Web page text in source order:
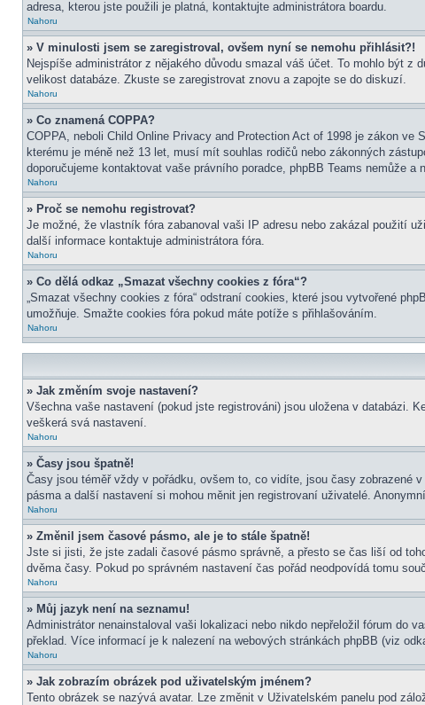
adresa, kterou jste použili je platná, kontaktujte administrátora boardu.
Nahoru
» V minulosti jsem se zaregistroval, ovšem nyní se nemohu přihlásit?!
Nejspíše administrátor z nějakého důvodu smazal váš účet. To mohlo být
velikost databáze. Zkuste se zaregistrovat znovu a zapojte se do diskuzí.
Nahoru
» Co znamená COPPA?
COPPA, neboli Child Online Privacy and Protection Act of 1998 je zákon
kterému je méně než 13 let, musí mít souhlas rodičů nebo zákonných
doporučujeme kontaktovat vaše právního poradce, phpBB Teams nemůže
Nahoru
» Proč se nemohu registrovat?
Je možné, že vlastník fóra zabanoval vaši IP adresu nebo zakázal použití
další informace kontaktuje administrátora fóra.
Nahoru
» Co dělá odkaz „Smazat všechny cookies z fóra“?
„Smazat všechny cookies z fóra“ odstraní cookies, které jsou vytvořené
umožňuje. Smažte cookies fóra pokud máte potíže s přihlašováním.
Nahoru
» Jak změním svoje nastavení?
Všechna vaše nastavení (pokud jste registrováni) jsou uložena v databázi.
veškerá svá nastavení.
Nahoru
» Časy jsou špatně!
Časy jsou téměř vždy v pořádku, ovšem to, co vidíte, jsou časy zobrazené
pásma a další nastavení si mohou měnit jen registrovaní uživatelé.
Nahoru
» Změnil jsem časové pásmo, ale je to stále špatně!
Jste si jisti, že jste zadali časové pásmo správně, a přesto se čas liší od
dvěma časy. Pokud po správném nastavení čas pořád neodpovídá tomu
Nahoru
» Můj jazyk není na seznamu!
Administrátor nenainstaloval vaši lokalizaci nebo nikdo nepřeložil fórum do
překlad. Více informací je k nalezení na webových stránkách phpBB (viz
Nahoru
» Jak zobrazím obrázek pod uživatelským jménem?
Tento obrázek se nazývá avatar. Lze změnit v Uživatelském panelu pod